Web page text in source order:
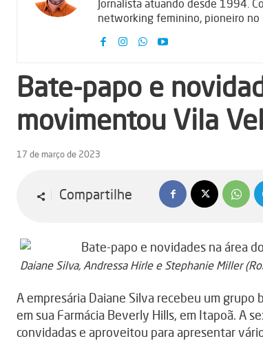
Jornalista atuando desde 1994.
networking feminino, pioneiro no
Bate-papo e
movimentou Vila
17 de março de 2023
Compartilhe
Daiane Silva, Andressa Hirle e Stephanie Miller
A empresária Daiane Silva recebeu um
em sua Farmácia Beverly Hills, em Itapoã. A
convidadas e aproveitou para apresentar